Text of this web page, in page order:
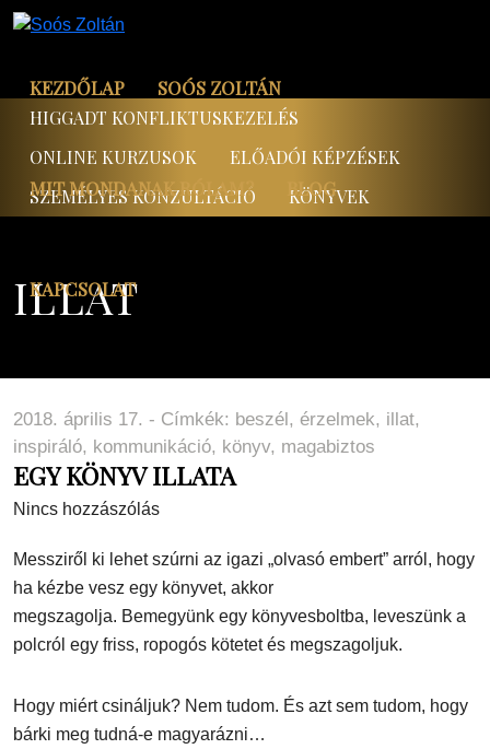
KEZDŐLAP SOÓS ZOLTÁN
MIT MONDANAK RÓLAM? BLOG
KAPCSOLAT
HIGGADT KONFLIKTUSKEZELÉS
ONLINE KURZUSOK
ELŐADÓI KÉPZÉSEK
SZEMÉLYES KONZULTÁCIÓ
KÖNYVEK
ILLAT
2018. április 17. - Címkék: beszél, érzelmek, illat,
inspiráló, kommunikáció, könyv, magabiztos
EGY KÖNYV ILLATA
Nincs hozzászólás
Messziről ki lehet szúrni az igazi „olvasó embert” arról, hogy
ha kézbe vesz egy könyvet, akkor
megszagolja. Bemegyünk egy könyvesboltba, leveszünk a
polcról egy friss, ropogós kötetet és megszagoljuk.
Hogy miért csináljuk? Nem tudom. És azt sem tudom, hogy
bárki meg tudná-e magyarázni…